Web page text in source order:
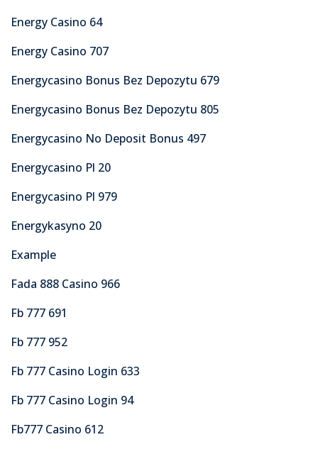
Energy Casino 64
Energy Casino 707
Energycasino Bonus Bez Depozytu 679
Energycasino Bonus Bez Depozytu 805
Energycasino No Deposit Bonus 497
Energycasino Pl 20
Energycasino Pl 979
Energykasyno 20
Example
Fada 888 Casino 966
Fb 777 691
Fb 777 952
Fb 777 Casino Login 633
Fb 777 Casino Login 94
Fb777 Casino 612